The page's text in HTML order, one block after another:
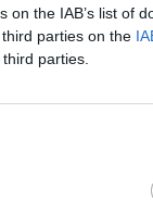
the IAB’s list of
parties on the
parties.